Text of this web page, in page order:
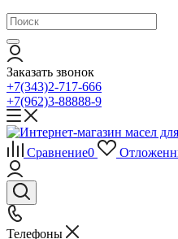
Заказать звонок
+7(343)2-717-666
+7(962)3-88888-9
Сравнение0
Телефоны